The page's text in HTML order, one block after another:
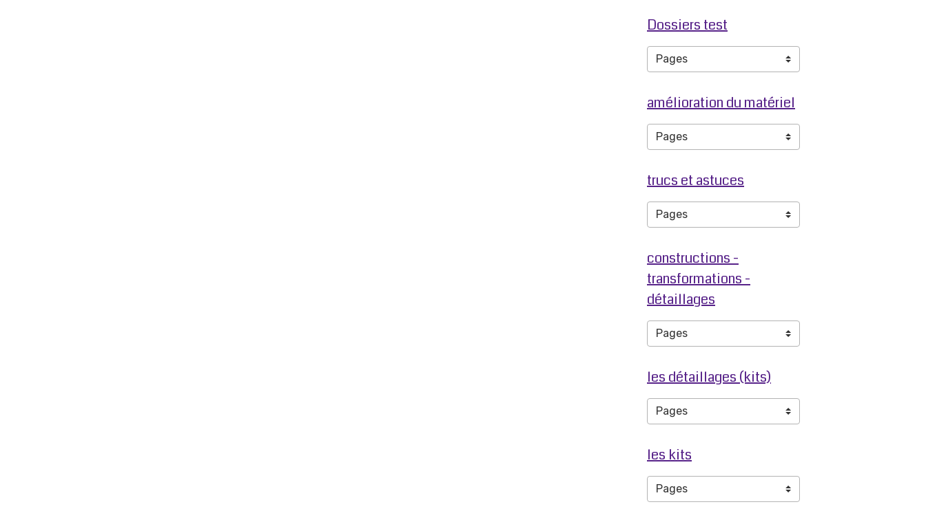
Dossiers test
amélioration du matériel
trucs et astuces
constructions -
transformations -
détaillages
les détaillages (kits)
les kits